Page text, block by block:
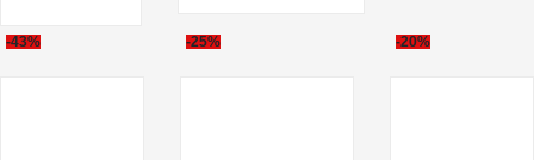
-43% -25% -20%